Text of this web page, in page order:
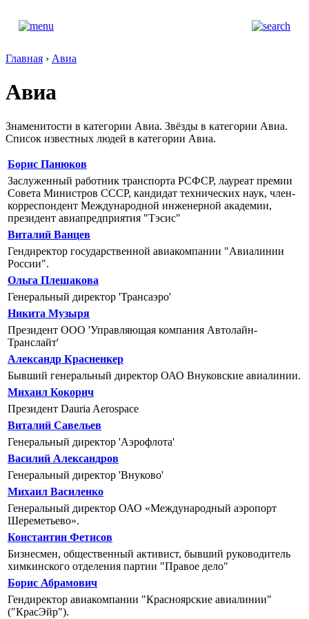
Главная › Авиа
Авиа
Знаменитости в категории Авиа. Звёзды в категории Авиа.
Список известных людей в категории Авиа.
Борис Панюков
Заслуженный работник транспорта РСФСР, лауреат премии
Совета Министров СССР, кандидат технических наук, член-
корреспондент Международной инженерной академии,
президент авиапредприятия "Тэсис"
Виталий Ванцев
Гендиректор государственной авиакомпании "Авиалинии
России".
Ольга Плешакова
Генеральный директор 'Трансаэро'
Никита Музыря
Президент ООО 'Управляющая компания Автолайн-
Транслайт'
Александр Красненкер
Бывший генеральный директор ОАО Внуковские авиалинии.
Михаил Кокорич
Президент Dauria Aerospace
Виталий Савельев
Генеральный директор 'Аэрофлота'
Василий Александров
Генеральный директор 'Внуково'
Михаил Василенко
Генеральный директор ОАО «Международный аэропорт
Шереметьево».
Константин Фетисов
Бизнесмен, общественный активист, бывший руководитель
химкинского отделения партии "Правое дело"
Борис Абрамович
Гендиректор авиакомпании "Красноярские авиалинии"
("КрасЭйр").